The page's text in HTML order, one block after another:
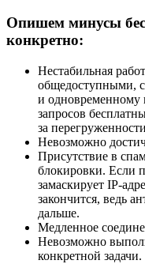
Опишем минусы
конкретно:
Нестабильная
общедоступными,
и одновременному
запросов
за
Невозможно
Присутствие в
блокировки. Если
замаскирует IP-
закончится, ведь
дальше.
Медленное
Невозможно
конкретной задачи.